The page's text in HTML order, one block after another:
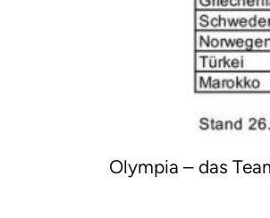
Olympia – das